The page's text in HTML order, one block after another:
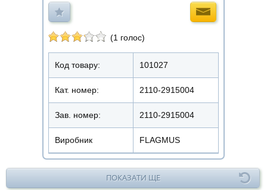
(1 голос)
Код товару: 101027
Кат. номер: 2110-2915004
Зав. номер: 2110-2915004
Виробник FLAGMUS
ПОКАЗАТИ ЩЕ